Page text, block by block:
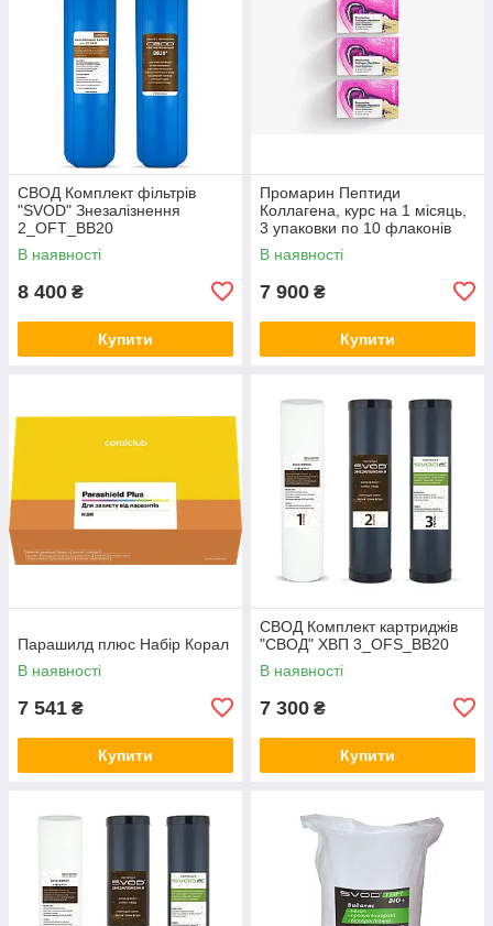
СВОД Комплект фільтрів
"SVOD" Знезалізнення
2_OFT_BB20
В наявності
8 400 ₴
Купити
Промарин Пептиди
Коллагена, курс на 1 місяць,
3 упаковки по 10 флаконів
В наявності
7 900 ₴
Купити
Парашилд плюс Набір Корал
В наявності
7 541 ₴
Купити
СВОД Комплект картриджів
"СВОД" ХВП 3_OFS_BB20
В наявності
7 300 ₴
Купити